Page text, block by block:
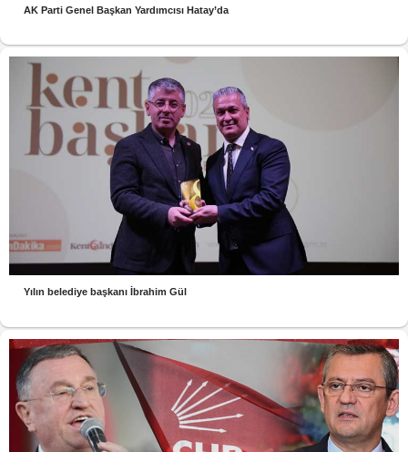
AK Parti Genel Başkan Yardımcısı Hatay’da
Yılın belediye başkanı İbrahim Gül